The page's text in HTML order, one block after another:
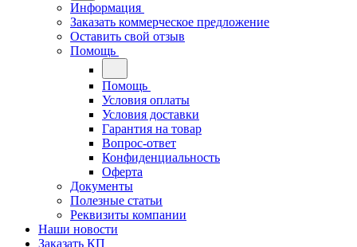
Информация
Заказать коммерческое предложение
Оставить свой отзыв
Помощь
Помощь
Условия оплаты
Условия доставки
Гарантия на товар
Вопрос-ответ
Конфиденциальность
Оферта
Документы
Полезные статьи
Реквизиты компании
Наши новости
Заказать КП